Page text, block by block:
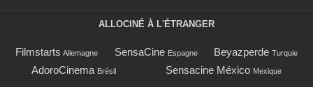
ALLOCINÉ À L'ÉTRANGER
Filmstarts Allemagne SensaCine Espagne Beyazperde Turquie
AdoroCinema Brésil Sensacine México Mexique